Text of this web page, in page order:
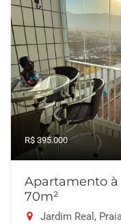
R$ 395.000
Apartamento à
70m²
Jardim Real,